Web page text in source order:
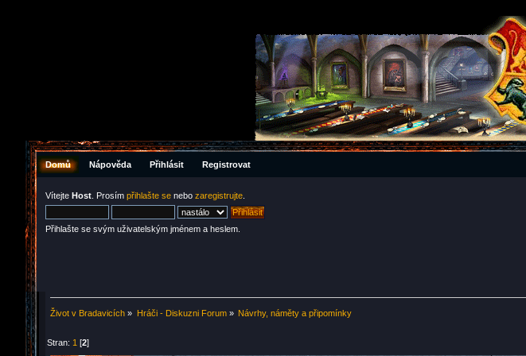
Domů Nápověda Přihlásit Registrovat
Vítejte Host . Prosím přihlašte se nebo zaregistrujte
Přihlašte se svým uživatelským jménem a heslem.
Život v Bradavicích » Hráči - Diskuzni Forum» Návrhy, náměty a připomínky
Stran: 1 [2]